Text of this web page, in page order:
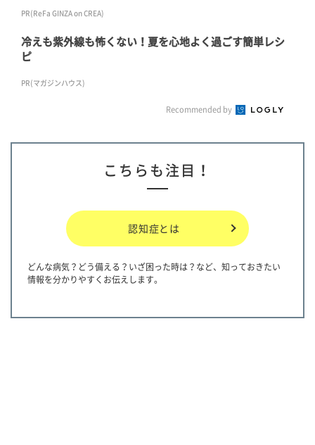
PR(ReFa GINZA on CREA)
冷えも紫外線も怖くない！夏を心地よく過ごす簡単レシ
ピ
PR(マガジンハウス)
Recommended by
こちらも注目！
認知症とは
どんな病気？どう備える？いざ困った時は？など、知っておきたい
情報を分かりやすくお伝えします。